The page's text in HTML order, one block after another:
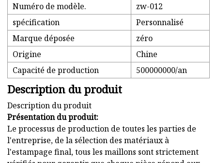
Numéro de modèle.
zw-012
spécification
Personnalisé
Marque déposée
zéro
Origine
Chine
Capacité de production
500000000/an
Description du produit
Description du produit
Présentation du produit:
Le processus de production de toutes les parties de
l'entreprise, de la sélection des matériaux à
l'estampage final, tous les maillons sont strictement